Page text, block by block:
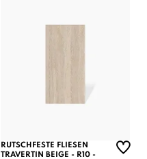
RUTSCHFESTE FLIESEN
TRAVERTIN BEIGE - R10 -